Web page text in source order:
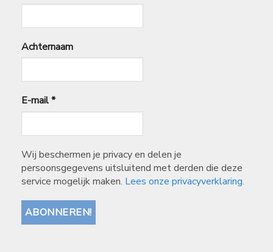
Achternaam
E-mail*
Wij beschermen je privacy en delen je
persoonsgegevens uitsluitend met derden die deze
service mogelijk maken. Lees onze privacyverklaring.